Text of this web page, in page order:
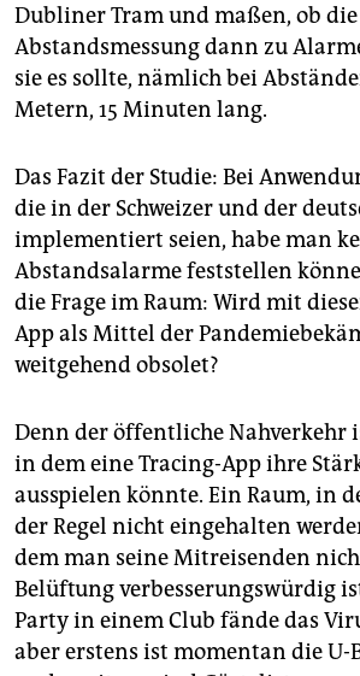
Dubliner Tram und maßen, ob die
Abstandsmessung dann zu
sie es sollte, nämlich bei
Metern, 15 Minuten lang.
Das Fazit der Studie: Bei
die in der Schweizer und der
implementiert seien, habe man
Abstandsalarme feststellen
die Frage im Raum: Wird mit
App als Mittel der
weitgehend obsolet?
Denn der öffentliche Nahverkehr
in dem eine Tracing-App ihre
ausspielen könnte. Ein Raum, in
der Regel nicht eingehalten
dem man seine Mitreisenden
Belüftung verbesserungswürdig
Party in einem Club fände das
aber erstens ist momentan die U-